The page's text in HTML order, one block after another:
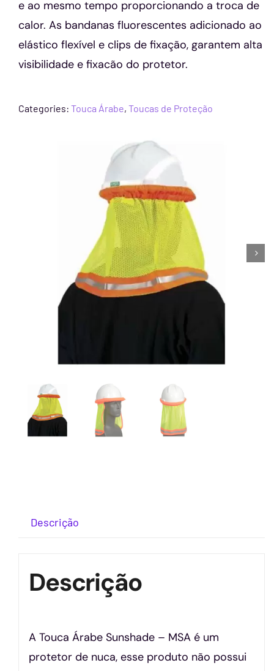
e ao mesmo tempo proporcionando a troca de
calor. As bandanas fluorescentes adicionado ao
elástico flexível e clips de fixação, garantem alta
visibilidade e fixacão do protetor.
Categories: Touca Árabe, Toucas de Proteção
Descrição
Descrição
A Touca Árabe Sunshade – MSA é um
protetor de nuca, esse produto não possui